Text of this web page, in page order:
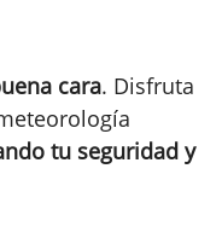
cara. Disfruta
tu seguridad y